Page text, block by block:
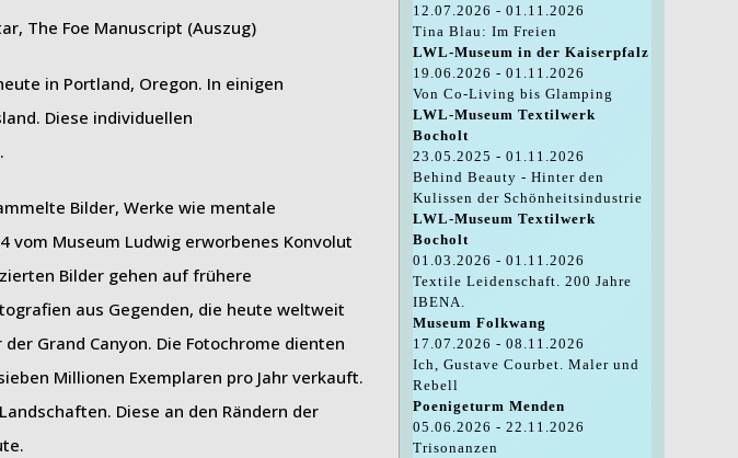
The Foe Manuscript (Auszug)
in Portland, Oregon. In einigen
Diese individuellen
Bilder, Werke wie mentale
vom Museum Ludwig erworbenes Konvolut
Bilder gehen auf frühere
aus Gegenden, die heute weltweit
Grand Canyon. Die Fotochrome dienten
Millionen Exemplaren pro Jahr verkauft.
Diese an den Rändern der
12.07.2026 - 01.11.2026
Tina Blau: Im Freien
LWL-Museum in der Kaiserpfalz
19.06.2026 - 01.11.2026
Von Co-Living bis Glamping
LWL-Museum Textilwerk
Bocholt
23.05.2025 - 01.11.2026
Behind Beauty - Hinter den
Kulissen der Schönheitsindustrie
LWL-Museum Textilwerk
Bocholt
01.03.2026 - 01.11.2026
Textile Leidenschaft. 200 Jahre
IBENA.
Museum Folkwang
17.07.2026 - 08.11.2026
Ich, Gustave Courbet. Maler und
Rebell
Poenigeturm Menden
05.06.2026 - 22.11.2026
Trisonanzen